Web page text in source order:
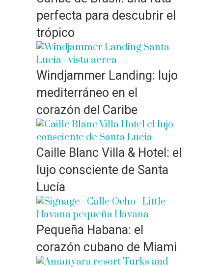
perfecta para descubrir el
trópico
Windjammer Landing: lujo
mediterráneo en el
corazón del Caribe
Caille Blanc Villa & Hotel: el
lujo consciente de Santa
Lucía
Pequeña Habana: el
corazón cubano de Miami